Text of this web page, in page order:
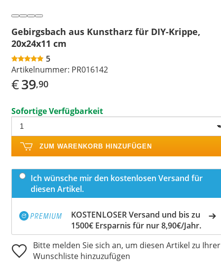
Gebirgsbach aus Kunstharz für DIY-Krippe,
20x24x11 cm
5
Artikelnummer: PR016142
€39,90
Sofortige Verfügbarkeit
ZUM WARENKORB HINZUFÜGEN
Ich wünsche mir den kostenlosen Versand für
diesen Artikel.
KOSTENLOSER Versand und bis zu
1500€ Ersparnis für nur 8,90€/Jahr.
Bitte melden Sie sich an, um diesen Artikel zu Ihrer
Wunschliste hinzuzufügen